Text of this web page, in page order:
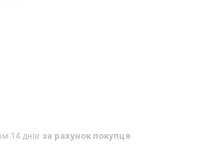
14 днів за рахунок покупця